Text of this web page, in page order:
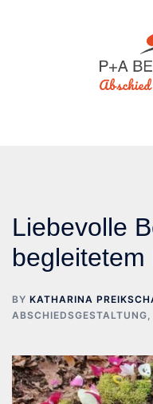
Liebevolle
begleitetem
BY KATHARINA
ABSCHIEDSGESTALTUNG,